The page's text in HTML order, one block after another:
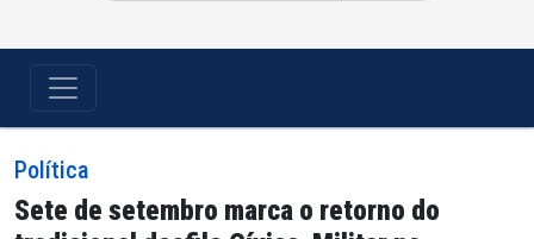
Política
Sete de setembro marca o retorno do